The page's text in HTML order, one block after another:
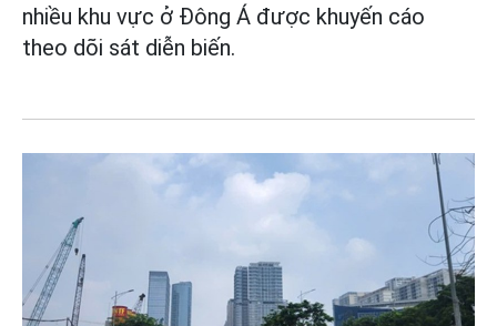
nhiều khu vực ở Đông Á được khuyến cáo
theo dõi sát diễn biến.